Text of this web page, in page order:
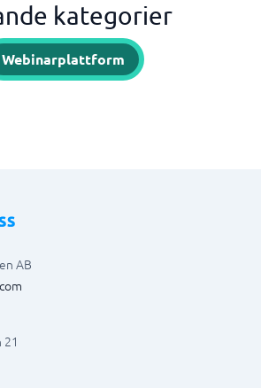
kategorier
Webinarplattform
AB